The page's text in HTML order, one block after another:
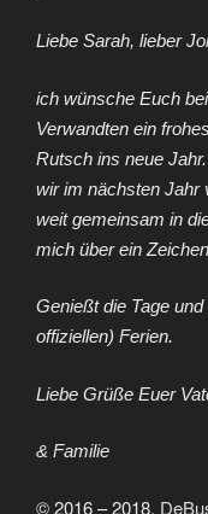
Liebe Sarah, lieber
ich wünsche Euch
Verwandten ein
Rutsch ins neue
wir im nächsten Jahr
weit gemeinsam in
mich über ein
Genießt die Tage
offiziellen) Ferien.
Liebe Grüße Euer
& Familie
© 2016 – 2018,